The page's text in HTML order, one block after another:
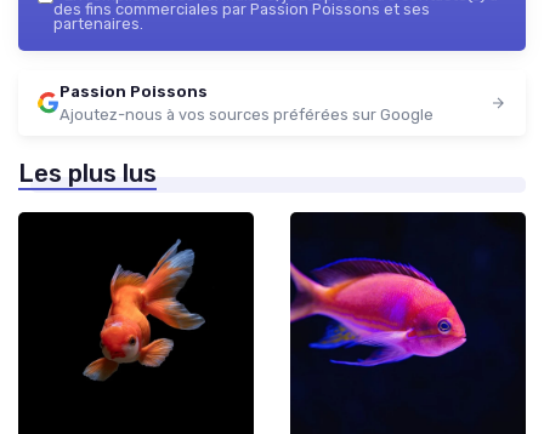
des fins commerciales par Passion Poissons et ses
partenaires.
Passion Poissons
Ajoutez-nous à vos sources préférées sur Google
Les plus lus